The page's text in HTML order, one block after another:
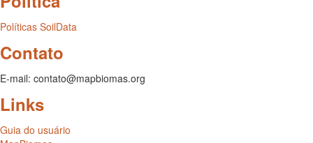
Políticas SoilData
Contato
E-mail: contato@mapbiomas.org
Links
Guia do usuário